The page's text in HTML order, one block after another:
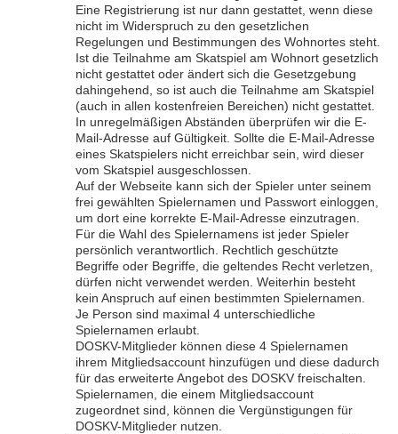
Eine Registrierung ist nur dann gestattet, wenn diese
nicht im Widerspruch zu den gesetzlichen
Regelungen und Bestimmungen des Wohnortes steht.
Ist die Teilnahme am Skatspiel am Wohnort gesetzlich
nicht gestattet oder ändert sich die Gesetzgebung
dahingehend, so ist auch die Teilnahme am Skatspiel
(auch in allen kostenfreien Bereichen) nicht gestattet.
In unregelmäßigen Abständen überprüfen wir die E-
Mail-Adresse auf Gültigkeit. Sollte die E-Mail-Adresse
eines Skatspielers nicht erreichbar sein, wird dieser
vom Skatspiel ausgeschlossen.
Auf der Webseite kann sich der Spieler unter seinem
frei gewählten Spielernamen und Passwort einloggen,
um dort eine korrekte E-Mail-Adresse einzutragen.
Für die Wahl des Spielernamens ist jeder Spieler
persönlich verantwortlich. Rechtlich geschützte
Begriffe oder Begriffe, die geltendes Recht verletzen,
dürfen nicht verwendet werden. Weiterhin besteht
kein Anspruch auf einen bestimmten Spielernamen.
Je Person sind maximal 4 unterschiedliche
Spielernamen erlaubt.
DOSKV-Mitglieder können diese 4 Spielernamen
ihrem Mitgliedsaccount hinzufügen und diese dadurch
für das erweiterte Angebot des DOSKV freischalten.
Spielernamen, die einem Mitgliedsaccount
zugeordnet sind, können die Vergünstigungen für
DOSKV-Mitglieder nutzen.